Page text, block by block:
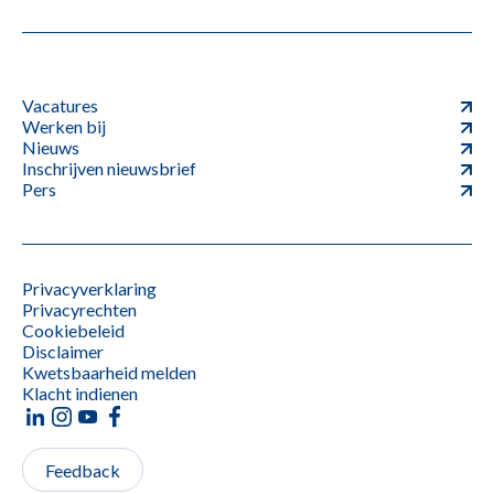
Vacatures
Werken bij
Nieuws
Inschrijven nieuwsbrief
Pers
Privacyverklaring
Privacyrechten
Cookiebeleid
Disclaimer
Kwetsbaarheid melden
Klacht indienen
Feedback